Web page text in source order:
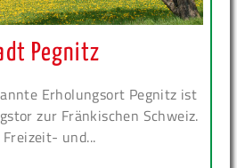
Pegnitz
Erholungsort Pegnitz ist
zur Fränkischen Schweiz.
Freizeit- und...